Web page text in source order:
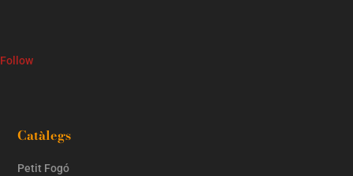
Follow
Catàlegs
Petit Fogó